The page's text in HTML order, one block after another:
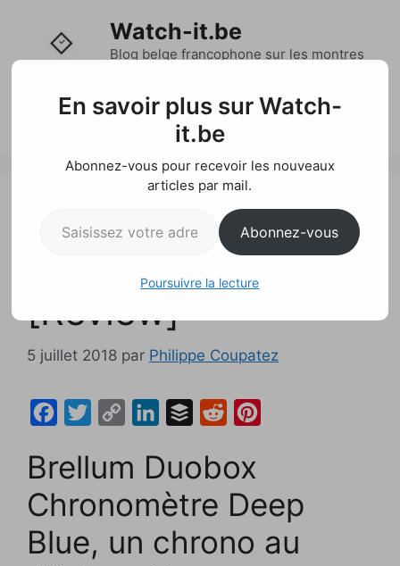
contenu
Watch-it.be
Blog belge francophone sur les montres
Brellum Duobox
Chronomètre
[Review]
5 juillet 2018 par Philippe Coupatez
c
b
o
i
t
e
p
L
n
k
e
d
f
e
r
d
d
t
e
r
Brellum Duobox
Chronomètre Deep
Blue, un chrono au
En savoir plus sur Watch-
it.be
Abonnez-vous pour recevoir les nouveaux
articles par mail.
Abonnez-vous
Poursuivre la lecture